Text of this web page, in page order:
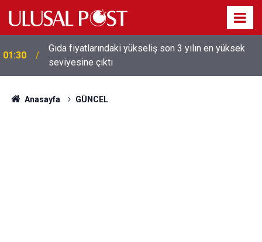
01:30
Gıda fiyatlarındaki yükseliş son 3 yılın en yüksek
01:26
Galatasaray'dan sekiz kişi hakkında savcılığa suç
duyurusu
Anasayfa GÜNCEL